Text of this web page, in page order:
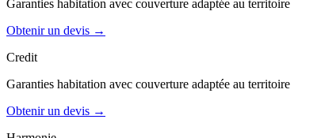
Garanties habitation avec couverture adaptée au territoire
Obtenir un devis →
Credit
Garanties habitation avec couverture adaptée au territoire
Obtenir un devis →